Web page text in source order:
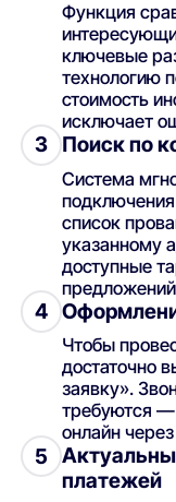
Функция
ключевые
технологию
стоимость
исключает
3 Поиск по
Система
список
указанному
доступные
4
Чтобы
достаточно
заявку».
требуются —
онлайн
5
платежей